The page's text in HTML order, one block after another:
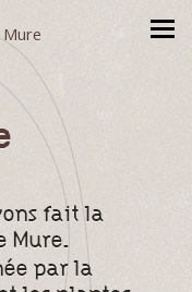
fait la
Mure.
par la